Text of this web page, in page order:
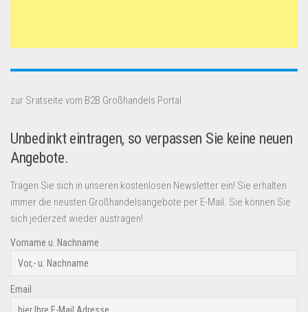
zur Sratseite vom B2B Großhandels Portal
Unbedinkt eintragen, so verpassen Sie keine neuen
Angebote.
Tragen Sie sich in unseren kostenlosen Newsletter ein! Sie erhalten
immer die neusten Großhandelsangebote per E-Mail. Sie können Sie
sich jederzeit wieder austragen!
Vorname u. Nachname
Email